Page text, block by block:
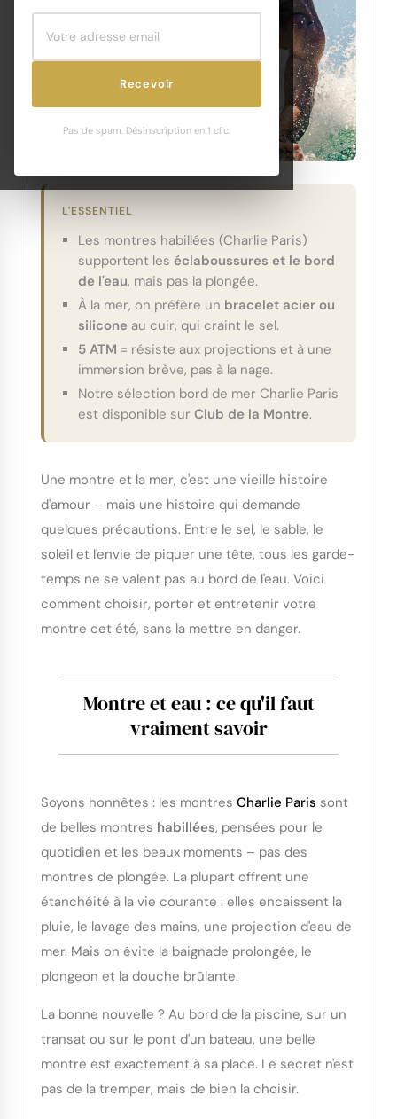
Recevoir
Pas de spam. Désinscription en 1 clic.
L'ESSENTIEL
Les montres habillées (Charlie Paris)
supportent les éclabous​sures et le bord
de l'eau, mais pas la plongée.
À la mer, on préfère un bracelet acier ou
silicone au cuir, qui craint le sel.
5 ATM = résiste aux projections et à une
immersion brève, pas à la nage.
Notre sélection bord de mer Charlie Paris
est disponible sur Club de la Montre.
Une montre et la mer, c'est une vieille histoire
d'amour – mais une histoire qui demande
quelques précautions. Entre le sel, le sable, le
soleil et l'envie de piquer une tête, tous les garde-
temps ne se valent pas au bord de l'eau. Voici
comment choisir, porter et entretenir votre
montre cet été, sans la mettre en danger.
Montre et eau : ce qu'il faut
vraiment savoir
Soyons honnêtes : les montres Charlie Paris sont
de belles montres habillées, pensées pour le
quotidien et les beaux moments – pas des
montres de plongée. La plupart offrent une
étanchéité à la vie courante : elles encaissent la
pluie, le lavage des mains, une projection d'eau de
mer. Mais on évite la baignade prolongée, le
plongeon et la douche brûlante.
La bonne nouvelle ? Au bord de la piscine, sur un
transat ou sur le pont d'un bateau, une belle
montre est exactement à sa place. Le secret n'est
pas de la tremper, mais de bien la choisir.